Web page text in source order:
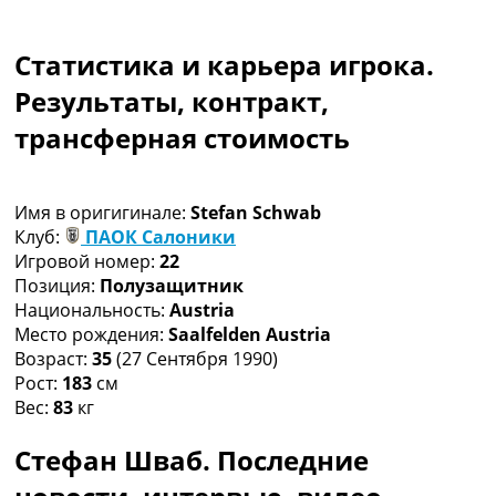
Чемпионат Мира
Украина. Премьер-Лига
Украина. Первая Лига
Лига Чемпионов
Другие Турниры >>>
Таблицы
Таблицы групп Чемпионата Мира
Украина. Премьер-Лига
Украина. Первая Лига
Лига Чемпионов. Таблицы групп
Англия. Премьер-Лига
Испания. Ла Лига
Рейтинг стран УЕФА
Статистика и карьера игрока.
Результаты, контракт,
трансферная стоимость
Имя в оригигинале: Stefan Schwab
Клуб:
ПАОК Салоники
Игровой номер: 22
Позиция: Полузащитник
Национальность: Austria
Место рождения: Saalfelden Austria
Возраст: 35(27 Сентября 1990)
Рост: 183 см
Вес: 83 кг
Стефан Шваб. Последние